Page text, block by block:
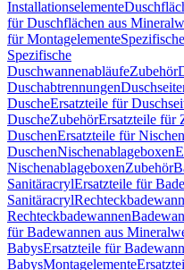
Installationselemente
für Duschflächen aus
für Montagelemente
Spezifische
DuschwannenabläufeZubehör
Duschabtrennungen
DuscheErsatzteile für
DuscheZubehörErsatzteile für
DuschenErsatzteile für
DuschenNischenablageboxen
NischenablageboxenZubehör
SanitäracrylErsatzteile für
Sanitäracryl
Rechteckbadewannen
für Badewannen aus
BabysErsatzteile für
BabysMontagelemente